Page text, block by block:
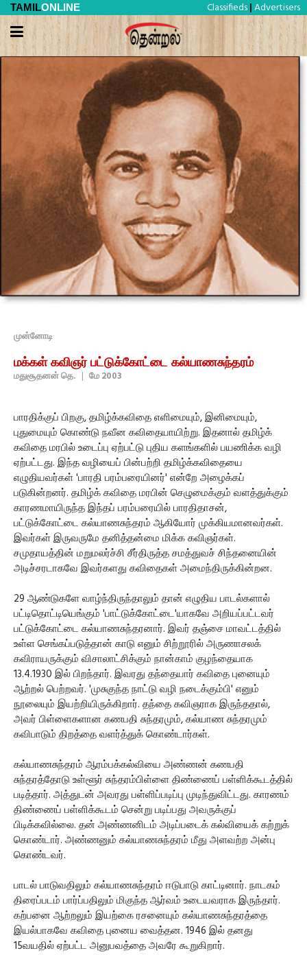
TAMILONLINE Classifieds | Advertisers
முன்னோடி
மக்கள் கவிஞர் பட்டுக்கோட்டை கல்யாணசுந்தரம்
மதுசூதனன் தெ. | மே 2003
பாரதிக்குப் பிறகு, தமிழ்க்கவிதை எளிமையும், இனிமையும்,
புதுமையும் கொண்டு நவீன கவிதையாயிற்று. இதனால் தமிழ்க்
கவிதை மரபில் உடைப்பு ஏற்பட்டு புதிய களங்களில் பயணிக்க வழி
ஏற்பட்டது. இந்த வழியைப் பின்பற்றி தமிழ்க்கவிதையை
எழுதியவர்கள் 'பாரதி பரம்பரையினர்' என்றே அழைக்கப்
படுகின்றனர். தமிழ்க் கவிதை மரபின் செழுமைக்கும் வளத்துக்கும்
காரணமாயிருந்த இந்தப் பரம்பரையில் பாரதிதாசன்,
பட்டுக்கோட்டை கல்யாணசுந்தரம் ஆகியோர் முக்கியமானவர்கள்.
இவர்கள் இருவருமே தனித்தன்மை மிக்க கவிஞர்கள்.
சமுதாயத்தின் மறுமலர்ச்சி சீர்திருத்த சமத்துவச் சிந்தனையின்
அடிச்சரடாகவே இவர்களது கவிதைகள் அமைந்திருக்கின்றன.
29 ஆண்டுகளே வாழ்ந்திருந்தாலும் தான் எழுதிய பாடல்களால்
பட்டிதொட்டியெங்கும் 'பாட்டுக்கோட்டை'யாகவே அறியப்பட்டவர்
பட்டுக்கோட்டை கல்யாணசுந்தரனார். இவர் தஞ்சை மாவட்டத்தில்
உள்ள செங்கப்படுத்தான் காடு எனும் சிற்றூரில் அருணாசலக்
கவிராயருக்கும் விசாலாட்சிக்கும் நான்காம் குழந்தையாக
13.4.1930 இல் பிறந்தார். இவரது தந்தையார் கவிதை புனையும்
ஆற்றல் பெற்றவர். 'முசுகுந்த நாட்டு வழி நடைக்கும்பி' எனும்
நூலையும் இயற்றியிருக்கிறார். தந்தை கவிஞராக இருந்ததால்,
அவர் பிள்ளைகளான கணபதி சுந்தரமும், கல்யாண சுந்தரமும்
கவிபாடும் திறத்தை வளர்த்துக் கொண்டார்கள்.
கல்யாணசுந்தரம் ஆரம்பக்கல்வியை அண்ணன் கணபதி
சுந்தரத்தோடு உள்ளூர் சுந்தரம்பிள்ளை திண்ணைப் பள்ளிக்கூடத்தில்
படித்தார். அத்துடன் அவரது பள்ளிப்படிப்பு முடிந்துவிட்டது. காரணம்
திண்ணைப் பள்ளிக்கூடம் சென்று படிப்பது அவருக்குப்
பிடிக்கவில்லை. தன் அண்ணனிடம் அடிப்படைக் கல்வியைக் கற்றுக்
கொண்டார். அண்ணனும் கல்யாணசுந்தரம் மீது அளவற்ற அன்பு
கொண்டவர்.
பாடல் பாடுவதிலும் கல்யாணசுந்தரம் ஈடுபாடு காட்டினார். நாடகம்
திரைப்படம் பார்ப்பதிலும் மிகுந்த ஆர்வம் உடையவராக இருந்தார்.
கற்பனை ஆற்றலும் இயற்கை ரசனையும் கல்யாணசுந்தரத்தை
இயல்பாகவே கவிதை புனைய வைத்தன. 1946 இல் தனது
15வயதில் ஏற்பட்ட அனுபவத்தை அவரே கூறுகிறார்.